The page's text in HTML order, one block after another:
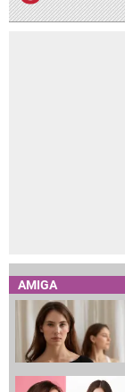
AMIGA